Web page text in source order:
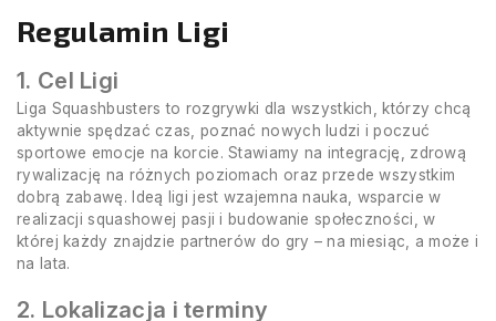
Regulamin Ligi
1. Cel Ligi
Liga Squashbusters to rozgrywki dla wszystkich, którzy chcą
aktywnie spędzać czas, poznać nowych ludzi i poczuć
sportowe emocje na korcie. Stawiamy na integrację, zdrową
rywalizację na różnych poziomach oraz przede wszystkim
dobrą zabawę. Ideą ligi jest wzajemna nauka, wsparcie w
realizacji squashowej pasji i budowanie społeczności, w
której każdy znajdzie partnerów do gry – na miesiąc, a może i
na lata.
2. Lokalizacja i terminy